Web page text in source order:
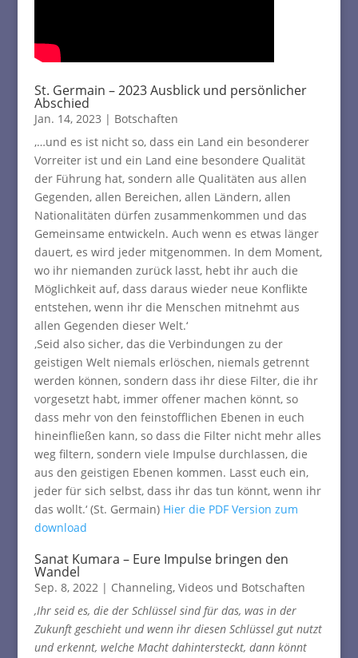
St. Germain – 2023 Ausblick und persönlicher
Abschied
Jan. 14, 2023 | Botschaften
‚…und es ist nicht so, dass ein Land ein besonderer
Vorreiter ist und ein Land eine besondere Qualität
der Führung hat, sondern alle Qualitäten aus allen
Gegenden, allen Bereichen, allen Ländern, allen
Nationalitäten dürfen zusammenkommen und das
Gemeinsame entwickeln. Auch wenn es etwas länger
dauert, es wird jeder mitgenommen. In dem Moment,
wo ihr niemanden zurück lasst, hebt ihr auch die
Möglichkeit auf, dass daraus wieder neue Konflikte
entstehen, wenn ihr die Menschen mitnehmt aus
allen Gegenden dieser Welt.‘
‚Seid also sicher, das die Verbindungen zu der
geistigen Welt niemals erlöschen, niemals getrennt
werden können, sondern dass ihr diese Filter, die ihr
vorgesetzt habt, immer offener machen könnt, so
dass mehr von den feinstofflichen Ebenen in euch
hineinfließen kann, so dass die Filter nicht mehr alles
weg filtern, sondern viele Impulse durchlassen, die
aus den geistigen Ebenen kommen. Lasst euch ein,
jeder für sich selbst, dass ihr das tun könnt, wenn ihr
das wollt.‘ (St. Germain) Hier die PDF Version zum
download
Sanat Kumara – Eure Impulse bringen den
Wandel
Sep. 8, 2022| Channeling, Videos und Botschaften
‚Ihr seid es, die der Schlüssel sind für das, was in der
Zukunft geschieht und wenn ihr diesen Schlüssel gut nutzt
und erkennt, welche Macht dahintersteckt, dann könnt